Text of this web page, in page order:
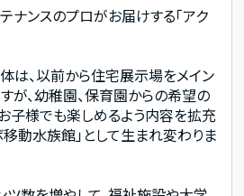
ナンスのプロがお届けする「アク
は、以前から住宅展示場をメイン
が、幼稚園、保育園からの希望の
子様でも楽しめるよう内容を拡充
移動水族館」として生まれ変わりま